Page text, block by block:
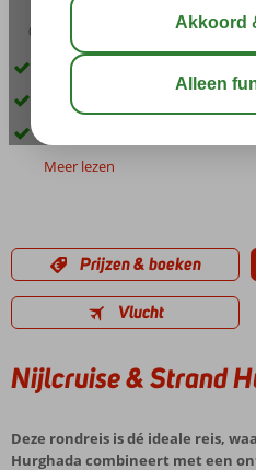
04:50
De beste manier om Egypte te
Bezoek aan o.a. de tempels van
Meer lezen
Prijzen & boeken
Vlucht
Nijlcruise & Strand
Deze rondreis is dé ideale reis,
Hurghada combineert met een